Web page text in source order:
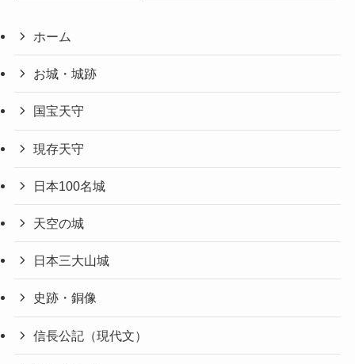
ホーム
お城・城跡
国宝天守
現存天守
日本100名城
天空の城
日本三大山城
史跡・銅像
信長公記（現代文）